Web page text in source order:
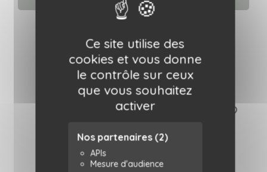
Ce site utilise des
cookies et vous donne
le contrôle sur ceux
que vous souhaitez
activer
Nos partenaires (2)
APIs
Mesure d'audience
Bol céramique - Citron
Oustao
18,00 €
favorite_border